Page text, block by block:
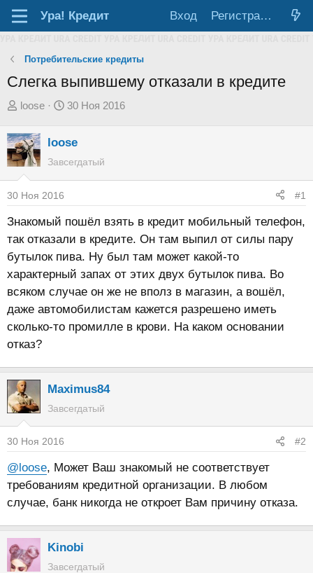
Ура! Кредит Вход Регистрация
Потребительские кредиты
Слегка выпившему отказали в кредите
А
т
о
е
м
ы
loose
Д
т
ч
а
л
а
30 Ноя 2016
loose
Завсегдатый
30 Ноя 2016 #1
Знакомый пошёл взять в кредит мобильный телефон,
так отказали в кредите. Он там выпил от силы пару
бутылок пива. Ну был там может какой-то
характерный запах от этих двух бутылок пива. Во
всяком случае он же не вполз в магазин, а вошёл,
даже автомобилистам кажется разрешено иметь
сколько-то промилле в крови. На каком основании
отказ?
Maximus84
Завсегдатый
30 Ноя 2016 #2
@loose, Может Ваш знакомый не соответствует
требованиям кредитной организации. В любом
случае, банк никогда не откроет Вам причину отказа.
Kinobi
Завсегдатый